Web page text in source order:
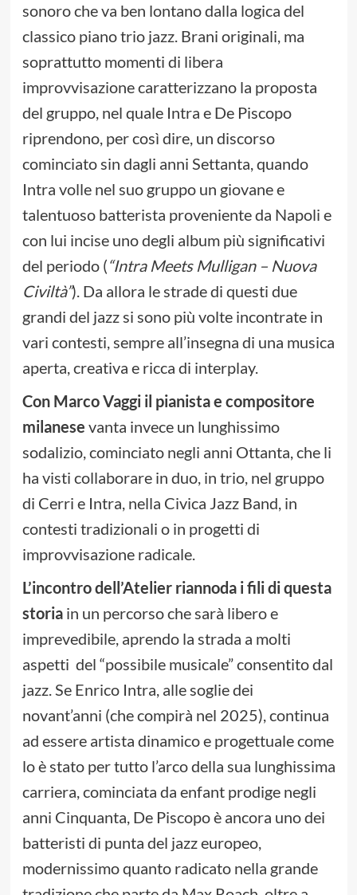
sonoro che va ben lontano dalla logica del
classico piano trio jazz. Brani originali, ma
soprattutto momenti di libera
improvvisazione caratterizzano la proposta
del gruppo, nel quale Intra e De Piscopo
riprendono, per così dire, un discorso
cominciato sin dagli anni Settanta, quando
Intra volle nel suo gruppo un giovane e
talentuoso batterista proveniente da Napoli e
con lui incise uno degli album più significativi
del periodo (“Intra Meets Mulligan – Nuova
Civiltà”). Da allora le strade di questi due
grandi del jazz si sono più volte incontrate in
vari contesti, sempre all’insegna di una musica
aperta, creativa e ricca di interplay.
Con Marco Vaggi il pianista e compositore
milanese vanta invece un lunghissimo
sodalizio, cominciato negli anni Ottanta, che li
ha visti collaborare in duo, in trio, nel gruppo
di Cerri e Intra, nella Civica Jazz Band, in
contesti tradizionali o in progetti di
improvvisazione radicale.
L’incontro dell’Atelier riannoda i fili di questa
storiain un percorso che sarà libero e
imprevedibile, aprendo la strada a molti
aspetti del “possibile musicale” consentito dal
jazz. Se Enrico Intra, alle soglie dei
novant’anni (che compirà nel 2025), continua
ad essere artista dinamico e progettuale come
lo è stato per tutto l’arco della sua lunghissima
carriera, cominciata da enfant prodige negli
anni Cinquanta, De Piscopo è ancora uno dei
batteristi di punta del jazz europeo,
modernissimo quanto radicato nella grande